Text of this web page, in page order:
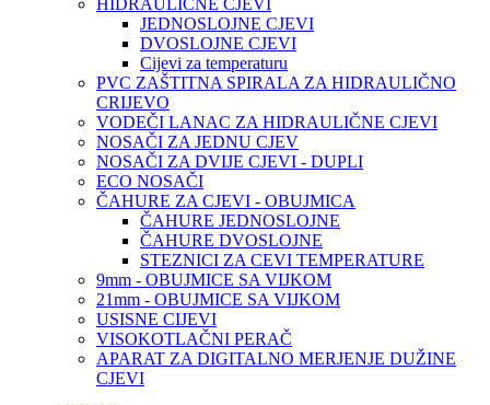
HIDRAULIČNE CJEVI
JEDNOSLOJNE CJEVI
DVOSLOJNE CJEVI
Cijevi za temperaturu
PVC ZAŠTITNA SPIRALA ZA HIDRAULIČNO
CRIJEVO
VODEČI LANAC ZA HIDRAULIČNE CJEVI
NOSAČI ZA JEDNU CJEV
NOSAČI ZA DVIJE CJEVI - DUPLI
ECO NOSAČI
ČAHURE ZA CJEVI - OBUJMICA
ČAHURE JEDNOSLOJNE
ČAHURE DVOSLOJNE
STEZNICI ZA CEVI TEMPERATURE
9mm - OBUJMICE SA VIJKOM
21mm - OBUJMICE SA VIJKOM
USISNE CIJEVI
VISOKOTLAČNI PERAČ
APARAT ZA DIGITALNO MERJENJE DUŽINE
CJEVI